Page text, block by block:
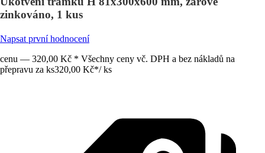
zinkováno, 1 kus
Napsat první hodnocení
cenu — 320,00 Kč * Všechny ceny vč. DPH a bez nákladů na
přepravu za ks320,00 Kč*/ ks